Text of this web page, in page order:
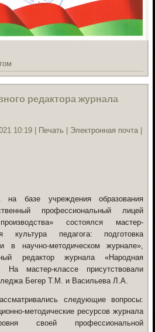
редактора журнала
10:19 | Печать | Электронная почта |
на базе учреждения образования
профессиональный лицей
производства» состоялся мастер-
культура педагога: подготовка
в научно-методическом журнале»,
редактор журнала «Народная
На мастер-классе присутствовали
Бегер Т.М. и Васильева Л.А.
следующие вопросы:
методические ресурсов журнала
своей профессиональной